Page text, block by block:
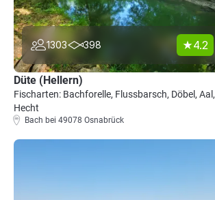
1303 398 4.2
Düte (Hellern)
Fischarten: Bachforelle, Flussbarsch, Döbel, Aal,
Hecht
Bach bei 49078 Osnabrück